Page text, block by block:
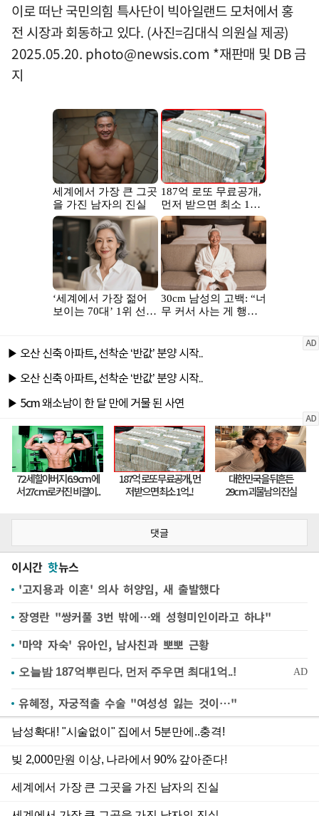
이로 떠난 국민의힘 특사단이 빅아일랜드 모처에서 홍
전 시장과 회동하고 있다. (사진=김대식 의원실 제공)
2025.05.20. photo@newsis.com *재판매 및 DB 금
지
댓글
이시간 핫뉴스
'고지용과 이혼' 의사 허양임, 새 출발했다
장영란 "쌍커풀 3번 밖에…왜 성형미인이라고 하냐"
'마약 자숙' 유아인, 남사친과 뽀뽀 근황
유혜정, 자궁적출 수술 "여성성 잃는 것이…"